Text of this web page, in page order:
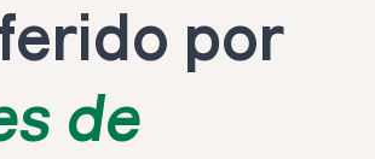
Preferido por
de